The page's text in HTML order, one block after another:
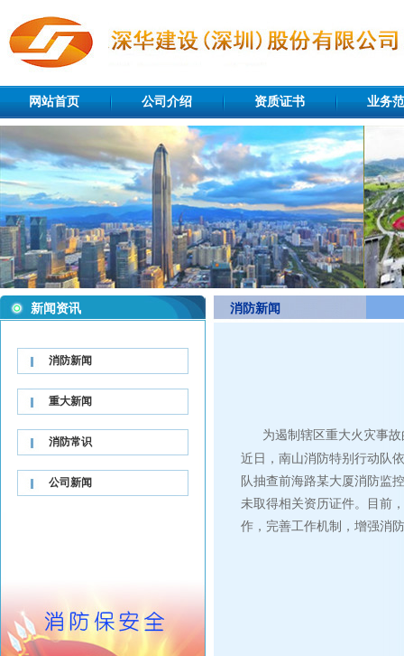
网站首页 公司介绍 资质证书 业务
新闻资讯 消防新闻
消防新闻
重大新闻
消防常识
公司新闻
为遏制辖区重大火灾事
近日，南山消防特别行动队
队抽查前海路某大厦消防监
未取得相关资历证件。目前
作，完善工作机制，增强消